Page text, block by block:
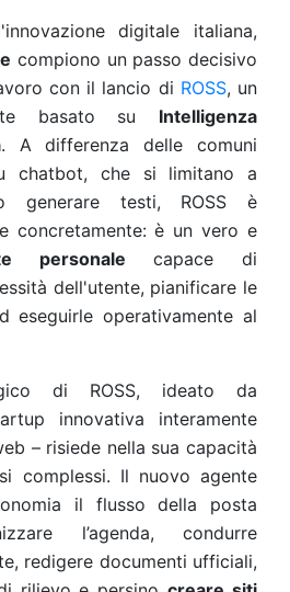
digitale italiana,
compiono un passo decisivo
con il lancio di ROSS, un
basato su Intelligenza
. A differenza delle comuni
chatbot, che si limitano a
generare testi, ROSS è
concretamente: è un vero e
personale capace di
dell'utente, pianificare le
eseguirle operativamente al
di ROSS, ideato da
innovativa interamente
– risiede nella sua capacità
complessi. Il nuovo agente
il flusso della posta
l’agenda, condurre
redigere documenti ufficiali,